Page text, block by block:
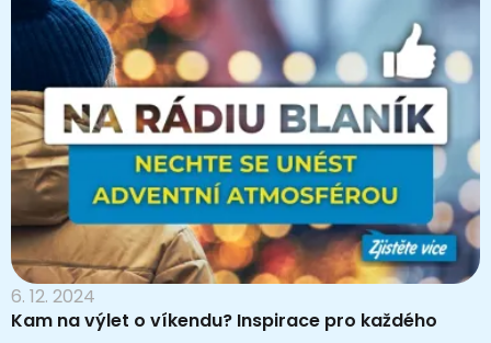
6. 12. 2024
Kam na výlet o víkendu? Inspirace pro každého